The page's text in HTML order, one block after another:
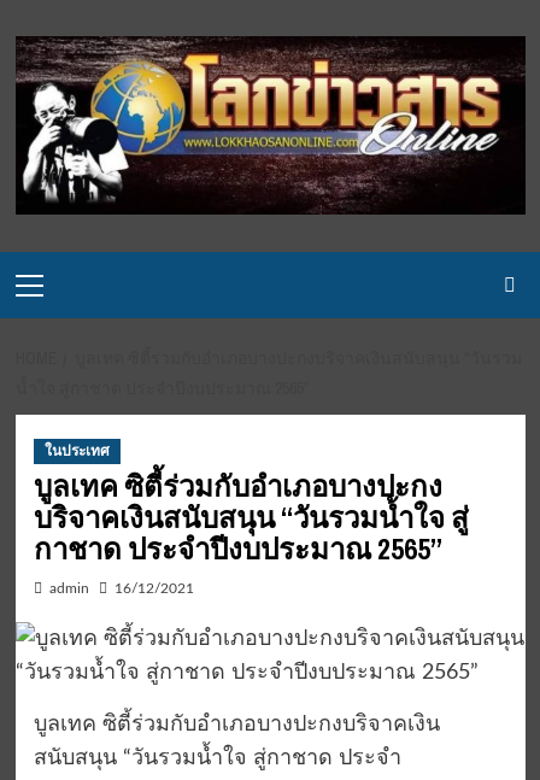
to
content
Menu
ในประเทศ
บูลเทค ซิตี้ร่วมกับอำเภอบางปะกง
บริจาคเงินสนับสนุน “วันรวมน้ำใจ สู่
กาชาด ประจำปีงบประมาณ 2565”
admin 16/12/2021
บูลเทค ซิตี้ร่วมกับอำเภอบางปะกงบริจาคเงิน
สนับสนุน “วันรวมน้ำใจ สู่กาชาด ประจำ